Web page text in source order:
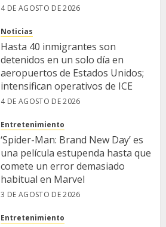
4 DE AGOSTO DE 2026
Noticias
Hasta 40 inmigrantes son
detenidos en un solo día en
aeropuertos de Estados Unidos;
intensifican operativos de ICE
4 DE AGOSTO DE 2026
Entretenimiento
‘Spider-Man: Brand New Day’ es
una película estupenda hasta que
comete un error demasiado
habitual en Marvel
3 DE AGOSTO DE 2026
Entretenimiento